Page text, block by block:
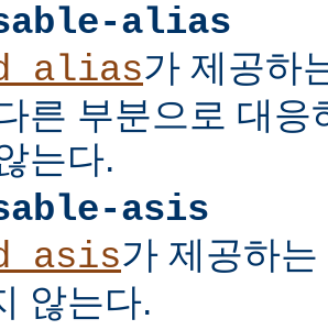
alias
가 제공하
른 부분으로 대응
는다.
asis
가 제공하
않는다.